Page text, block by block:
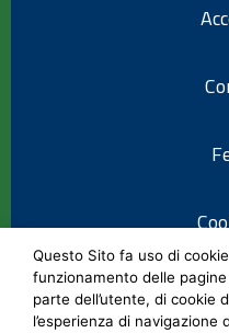
Questo Sito fa uso di
funzionamento delle
parte dell’utente, di cookie
l’esperienza di